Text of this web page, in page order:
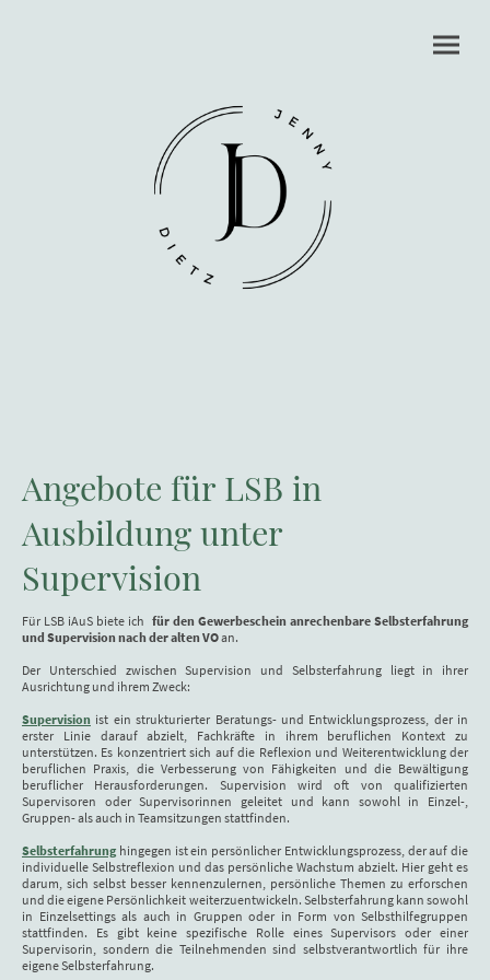
Angebote für LSB in
Ausbildung unter
Supervision
Für LSB iAuS biete ich für den Gewerbeschein anrechenbare Selbsterfahrung
und Supervisionnach der alten VOan.
Der Unterschied zwischen Supervision und Selbsterfahrung liegt in ihrer
Ausrichtung und ihrem Zweck:
Supervision ist ein strukturierter Beratungs- und Entwicklungsprozess, der in
erster Linie darauf abzielt, Fachkräfte in ihrem beruflichen Kontext zu
unterstützen. Es konzentriert sich auf die Reflexion und Weiterentwicklung der
beruflichen Praxis, die Verbesserung von Fähigkeiten und die Bewältigung
beruflicher Herausforderungen. Supervision wird oft von qualifizierten
Supervisoren oder Supervisorinnen geleitet und kann sowohl in Einzel-,
Gruppen- als auch in Teamsitzungen stattfinden.
Selbsterfahrung hingegen ist ein persönlicher Entwicklungsprozess, der auf die
individuelle Selbstreflexion und das persönliche Wachstum abzielt. Hier geht es
darum, sich selbst besser kennenzulernen, persönliche Themen zu erforschen
und die eigene Persönlichkeit weiterzuentwickeln. Selbsterfahrung kann sowohl
in Einzelsettings als auch in Gruppen oder in Form von Selbsthilfegruppen
stattfinden. Es gibt keine spezifische Rolle eines Supervisors oder einer
Supervisorin, sondern die Teilnehmenden sind selbstverantwortlich für ihre
eigene Selbsterfahrung.